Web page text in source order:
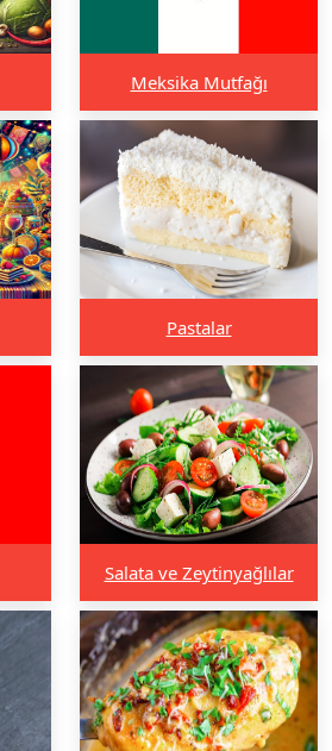
Meksika Mutfağı
Pastalar
Salata ve Zeytinyağlılar